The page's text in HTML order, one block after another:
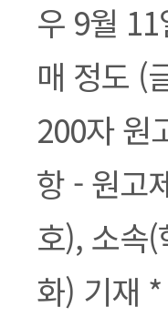
우 9월
매 정도 (
200자 원
항 - 원고
호), 소속
화) 기재